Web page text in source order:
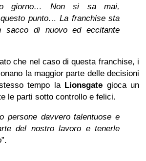
giorno… Non si sa mai,
punto… La franchise sta
sacco di nuovo ed eccitante
che nel caso di questa franchise, i
la maggior parte delle decisioni
tempo la Lionsgate gioca un
le parti sotto controllo e felici.
persone davvero talentuose e
del nostro lavoro e tenerle
”.